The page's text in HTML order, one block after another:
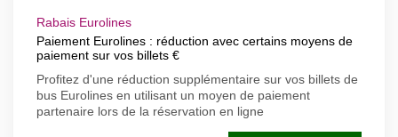
Rabais Eurolines
Paiement Eurolines : réduction avec certains moyens de
paiement sur vos billets €
Profitez d'une réduction supplémentaire sur vos billets de
bus Eurolines en utilisant un moyen de paiement
partenaire lors de la réservation en ligne